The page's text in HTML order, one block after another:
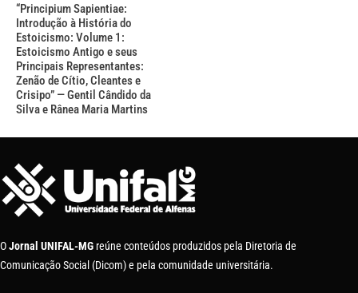
“Principium Sapientiae:
Introdução à História do
Estoicismo: Volume 1:
Estoicismo Antigo e seus
Principais Representantes:
Zenão de Cítio, Cleantes e
Crisipo” — Gentil Cândido da
Silva e Rânea Maria Martins
OJornal UNIFAL-MG reúne conteúdos produzidos pela Diretoria de
Comunicação Social (Dicom) e pela comunidade universitária.